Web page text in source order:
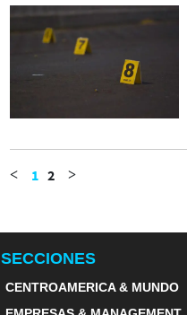
< 1 2 >
SECCIONES
CENTROAMERICA & MUNDO